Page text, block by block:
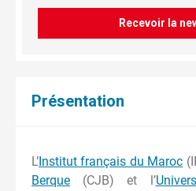
Recevoir la
Présentation
L’Institut français du Maroc
Berque (CJB) et l’